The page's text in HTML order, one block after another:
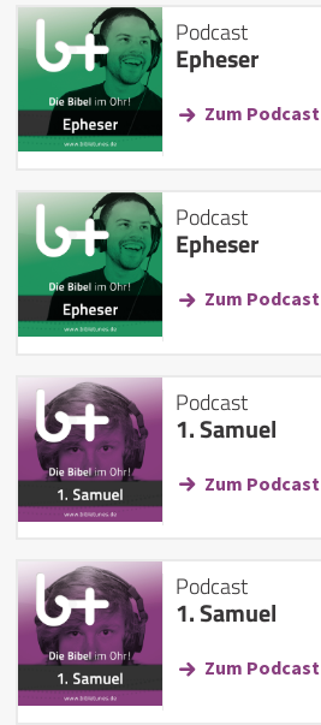
Podcast
Epheser
Zum Podcast
Podcast
Epheser
Zum Podcast
Podcast
1. Samuel
Zum Podcast
Podcast
1. Samuel
Zum Podcast